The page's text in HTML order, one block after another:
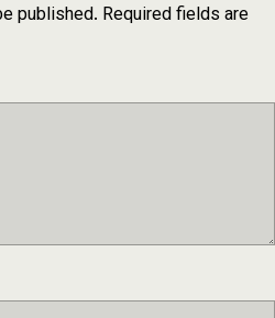
published. Required fields are